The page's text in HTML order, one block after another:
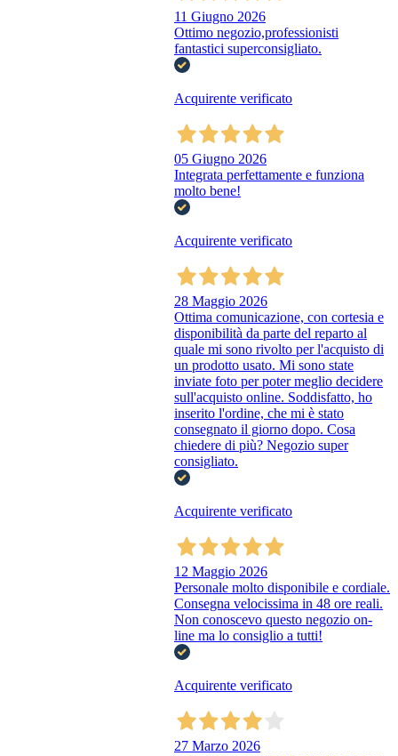
11 Giugno 2026
Ottimo negozio,professionisti
fantastici superconsigliato.
Acquirente verificato
05 Giugno 2026
Integrata perfettamente e funziona
molto bene!
Acquirente verificato
28 Maggio 2026
Ottima comunicazione, con cortesia e
disponibilità da parte del reparto al
quale mi sono rivolto per l'acquisto di
un prodotto usato. Mi sono state
inviate foto per poter meglio decidere
sull'acquisto online. Soddisfatto, ho
inserito l'ordine, che mi è stato
consegnato il giorno dopo. Cosa
chiedere di più? Negozio super
consigliato.
Acquirente verificato
12 Maggio 2026
Personale molto disponibile e cordiale.
Consegna velocissima in 48 ore reali.
Non conoscevo questo negozio on-
line ma lo consiglio a tutti!
Acquirente verificato
27 Marzo 2026